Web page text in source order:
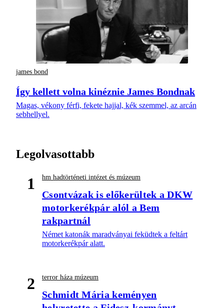
james bond
Így kellett volna kinéznie James Bondnak
Magas, vékony férfi, fekete hajjal, kék szemmel, az arcán
sebhellyel.
Legolvasottabb
1 hm hadtörténeti intézet és múzeum
Csontvázak is előkerültek a DKW
motorkerékpár alól a Bem
rakpartnál
Német katonák maradványai feküdtek a feltárt
motorkerékpár alatt.
2 terror háza múzeum
Schmidt Mária keményen